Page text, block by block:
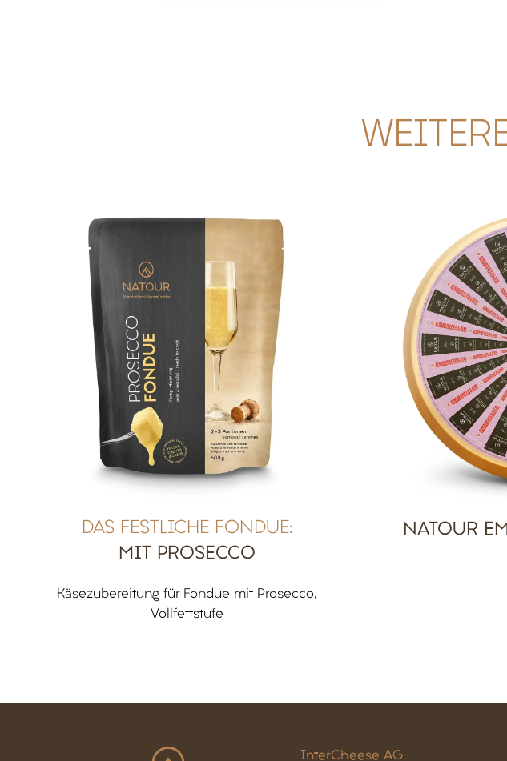
DAS FESTLICHE FONDUE:
MIT PROSECCO
Käsezubereitung für Fondue mit Prosecco,
Vollfettstufe
NATOUR
InterCheese AG